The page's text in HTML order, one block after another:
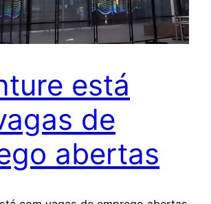
está
de
abertas